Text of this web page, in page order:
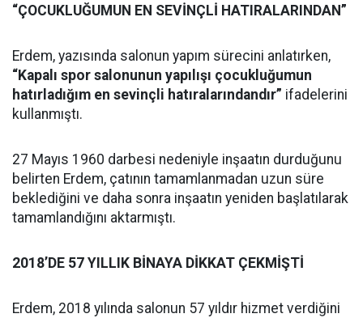
“ÇOCUKLUĞUMUN EN SEVİNÇLİ HATIRALARINDAN”
Erdem, yazısında salonun yapım sürecini anlatırken,
“Kapalı spor salonunun yapılışı çocukluğumun
hatırladığım en sevinçli hatıralarındandır” ifadelerini
kullanmıştı.
27 Mayıs 1960 darbesi nedeniyle inşaatın durduğunu
belirten Erdem, çatının tamamlanmadan uzun süre
beklediğini ve daha sonra inşaatın yeniden başlatılarak
tamamlandığını aktarmıştı.
2018’DE 57 YILLIK BİNAYA DİKKAT ÇEKMİŞTİ
Erdem, 2018 yılında salonun 57 yıldır hizmet verdiğini